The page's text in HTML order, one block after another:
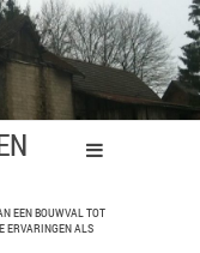
EEN BOUWVAL TOT
ERVARINGEN ALS